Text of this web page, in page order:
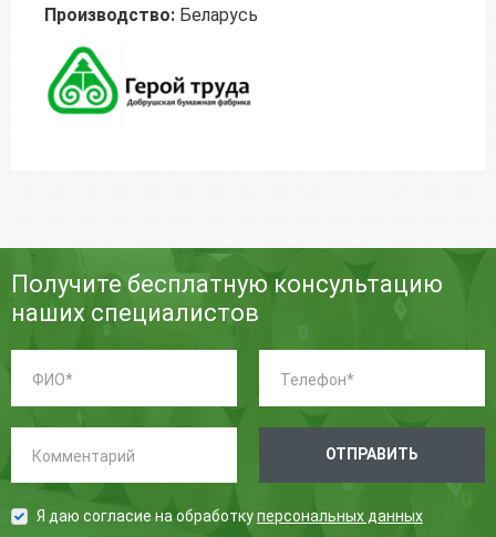
Производство: Беларусь
Получите бесплатную консультацию
наших специалистов
ОТПРАВИТЬ
Я даю согласие на обработкуперсональных данных